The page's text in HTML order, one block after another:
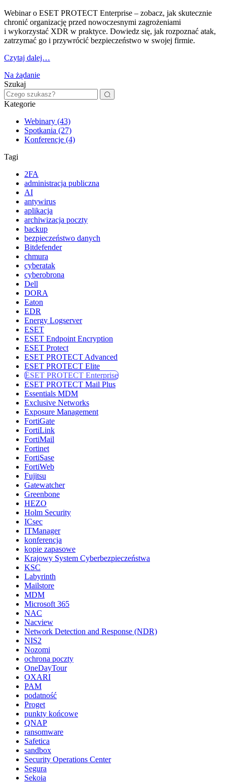
Webinar o ESET PROTECT Enterprise – zobacz, jak skutecznie
chronić organizację przed nowoczesnymi zagrożeniami
i wykorzystać XDR w praktyce. Dowiedz się, jak rozpoznać atak,
zatrzymać go i przywrócić bezpieczeństwo w swojej firmie.
Czytaj dalej…
Na żądanie
Szukaj
Kategorie
Webinary (43)
Spotkania (27)
Konferencje (4)
Tagi
2FA
administracja publiczna
AI
antywirus
aplikacja
archiwizacja poczty
backup
bezpieczeństwo danych
Bitdefender
chmura
cyberatak
cyberobrona
Dell
DORA
Eaton
EDR
Energy Logserver
ESET
ESET Endpoint Encryption
ESET Protect
ESET PROTECT Advanced
ESET PROTECT Elite
ESET PROTECT Enterprise
ESET PROTECT Mail Plus
Essentials MDM
Exclusive Networks
Exposure Management
FortiGate
FortiLink
FortiMail
Fortinet
FortiSase
FortiWeb
Fujitsu
Gatewatcher
Greenbone
HEZO
Holm Security
ICsec
ITManager
konferencja
kopie zapasowe
Krajowy System Cyberbezpieczeństwa
KSC
Labyrinth
Mailstore
MDM
Microsoft 365
NAC
Nacview
Network Detection and Response (NDR)
NIS2
Nozomi
ochrona poczty
OneDayTour
OXARI
PAM
podatność
Proget
punkty końcowe
QNAP
ransomware
Safetica
sandbox
Security Operations Center
Segura
Sekoia